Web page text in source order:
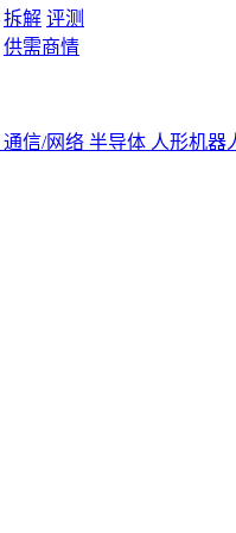
拆解 评测
供需商情
通信/网络 半导体 人形机器